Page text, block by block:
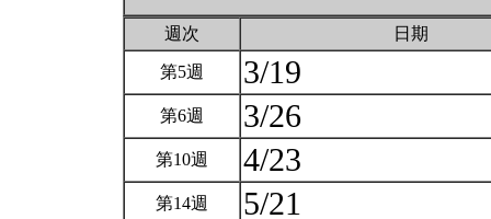
週次 日期
第5週 3/19
第6週 3/26
第10週 4/23
第14週 5/21